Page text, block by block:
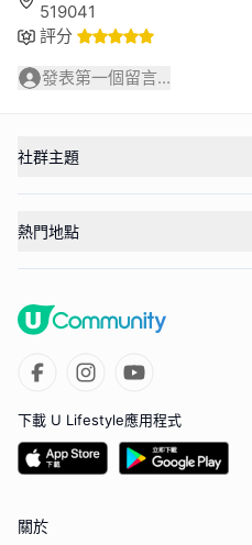
519041
評分
發表第一個留言...
社群主題
熱門地點
下載 U Lifestyle應用程式
關於